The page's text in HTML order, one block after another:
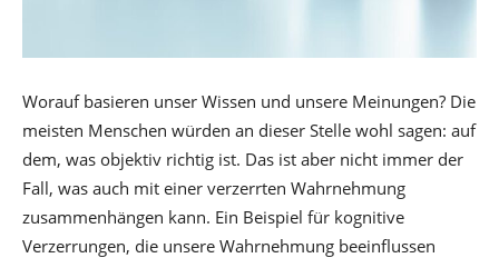
Worauf basieren unser Wissen und unsere Meinungen? Die
meisten Menschen würden an dieser Stelle wohl sagen: auf
dem, was objektiv richtig ist. Das ist aber nicht immer der
Fall, was auch mit einer verzerrten Wahrnehmung
zusammenhängen kann. Ein Beispiel für kognitive
Verzerrungen, die unsere Wahrnehmung beeinflussen